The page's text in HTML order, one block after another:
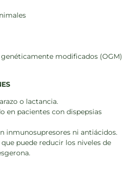
modificados (OGM)
o lactancia.
en pacientes con dispepsias
inmunosupresores ni antiácidos.
puede reducir los niveles de